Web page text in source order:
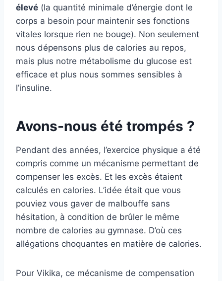
élevé (la quantité minimale d’énergie dont le
corps a besoin pour maintenir ses fonctions
vitales lorsque rien ne bouge). Non seulement
nous dépensons plus de calories au repos,
mais plus notre métabolisme du glucose est
efficace et plus nous sommes sensibles à
l’insuline.
Avons-nous été trompés ?
Pendant des années, l’exercice physique a été
compris comme un mécanisme permettant de
compenser les excès. Et les excès étaient
calculés en calories. L’idée était que vous
pouviez vous gaver de malbouffe sans
hésitation, à condition de brûler le même
nombre de calories au gymnase. D’où ces
allégations choquantes en matière de calories.
Pour Vikika, ce mécanisme de compensation